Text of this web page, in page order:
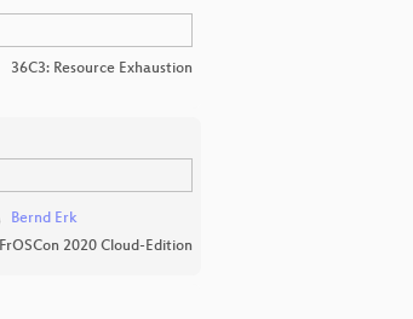
36C3: Resource Exhaustion
Bernd Erk
FrOSCon 2020 Cloud-Edition